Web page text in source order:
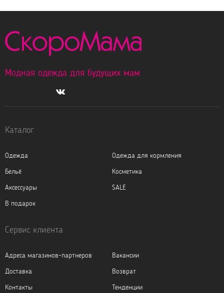
Модная одежда для будущих мам
Каталог
Одежда
Одежда для кормления
Бельё
Косметика
Аксессуары
SALE
В подарок
Сервис клиента
Адреса магазинов-партнеров
Вакансии
Доставка
Возврат
Контакты
Тенденции